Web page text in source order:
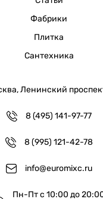
Фабрики
Плитка
Сантехника
Ленинский
8 (495) 141-97-77
8 (995) 121-42-78
info@euromixc.ru
Пн-Пт с 10:00 до